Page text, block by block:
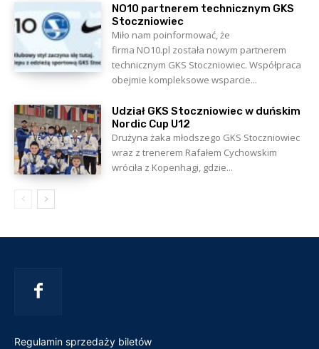
NO10 partnerem technicznym GKS
Stoczniowiec
Miło nam poinformować, że
firma NO10.pl została nowym partnerem
technicznym GKS Stoczniowiec. Współpraca
obejmie kompleksowe wsparcie...
Udział GKS Stoczniowiec w duńskim
Nordic Cup U12
Drużyna żaka młodszego GKS Stoczniowiec
wraz z trenerem Rafałem Cychowskim
wróciła z Kopenhagi, gdzie...
Regulamin sprzedaży biletów